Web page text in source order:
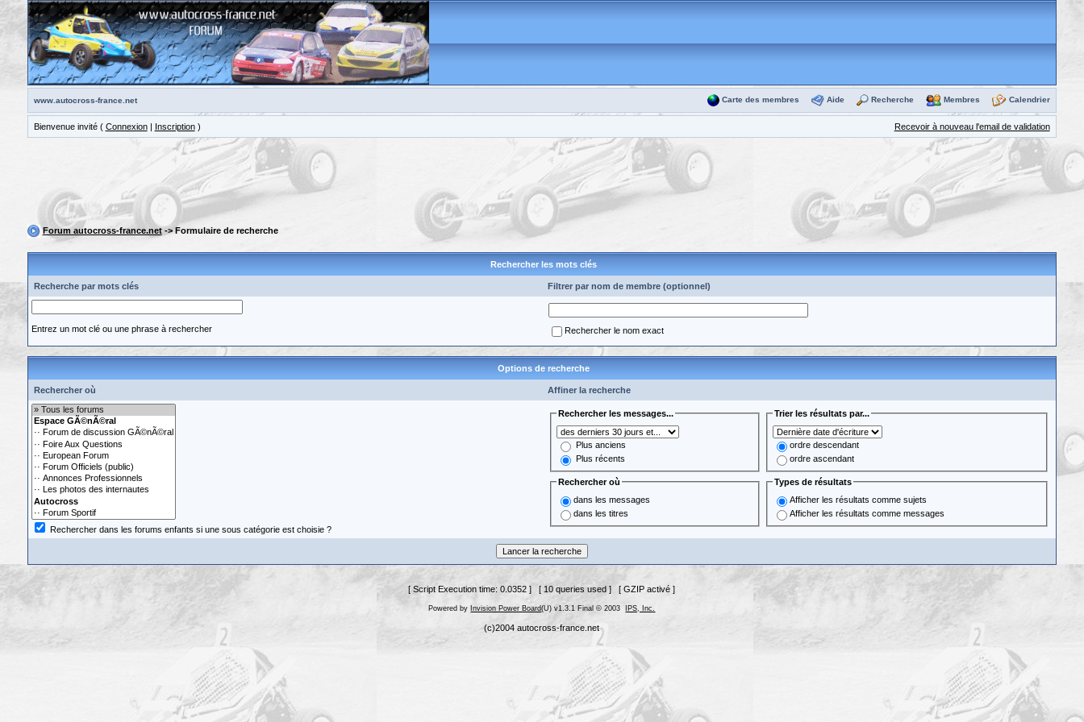
www.autocross-france.net Carte des membres Aide Recherche Membres Calendrier
Bienvenue invité ( Connexion| Inscription) Recevoir à nouveau l'email de validation
Forum autocross-france.net-> Formulaire de recherche
Rechercher les mots clés
Recherche par mots clés Filtrer par nom de membre (optionnel)
Entrez un mot clé ou une phrase à rechercher Rechercher le nom exact
Options de recherche
Rechercher où Affiner la recherche
Rechercher dans les forums enfants si une sous catégorie est choisie ?
Rechercher les messages...
Plus anciens
Plus récents
Trier les résultats par...
ordre descendant
ordre ascendant
Rechercher où
dans les messages
dans les titres
Types de résultats
Afficher les résultats comme sujets
Afficher les résultats comme messages
[ Script Execution time: 0.0352 ] [ 10 queries used ] [ GZIP activé ]
Powered by Invision Power Board(U) v1.3.1 Final © 2003 IPS, Inc.
(c)2004 autocross-france.net